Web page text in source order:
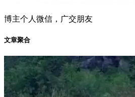
博主个人微信，广交朋友
文章聚合